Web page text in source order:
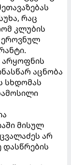
რაც
კლუბის
არყოფნის
აცნობა
სხდომას
მისულ
არ
დასწრების